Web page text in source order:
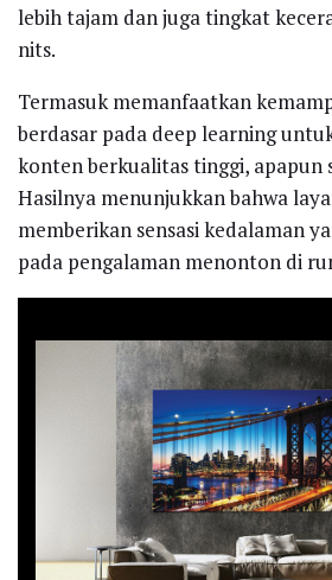
lebih tajam dan juga tingkat
nits.
Termasuk memanfaatkan
berdasar pada deep learning
konten berkualitas tinggi, apapun
Hasilnya menunjukkan bahwa
memberikan sensasi kedalaman
pada pengalaman menonton di